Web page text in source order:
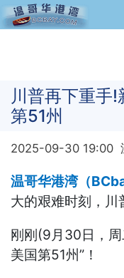
川普再下重手
第51州
2025-09-30 19:00
温哥华港湾（
大的艰难时刻，川
刚刚(9月30日，
美国第51州”！